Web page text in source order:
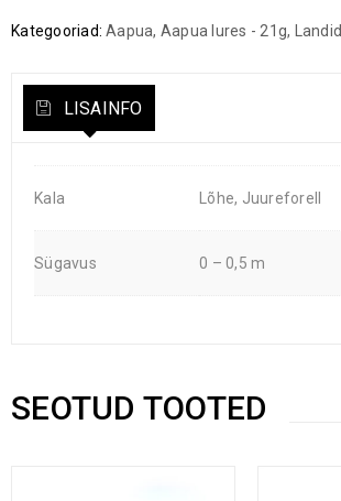
Kategooriad: Aapua, Aapua lures - 21g, Landid
LISAINFO
Kala Lõhe, Juureforell
Sügavus 0 – 0,5 m
SEOTUD TOOTED